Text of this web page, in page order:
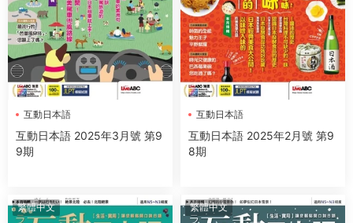
互動日本語
互動日本語 2025年3月號 第9
9期
互動日本語
互動日本語 2025年2月號 第9
8期
繁體中文 繁體中文